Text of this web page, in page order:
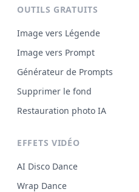
OUTILS GRATUITS
Image vers Légende
Image vers Prompt
Générateur de Prompts
Supprimer le fond
Restauration photo IA
EFFETS VIDÉO
AI Disco Dance
Wrap Dance